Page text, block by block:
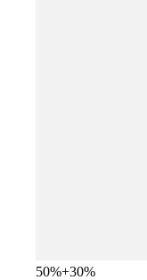
50%+30%